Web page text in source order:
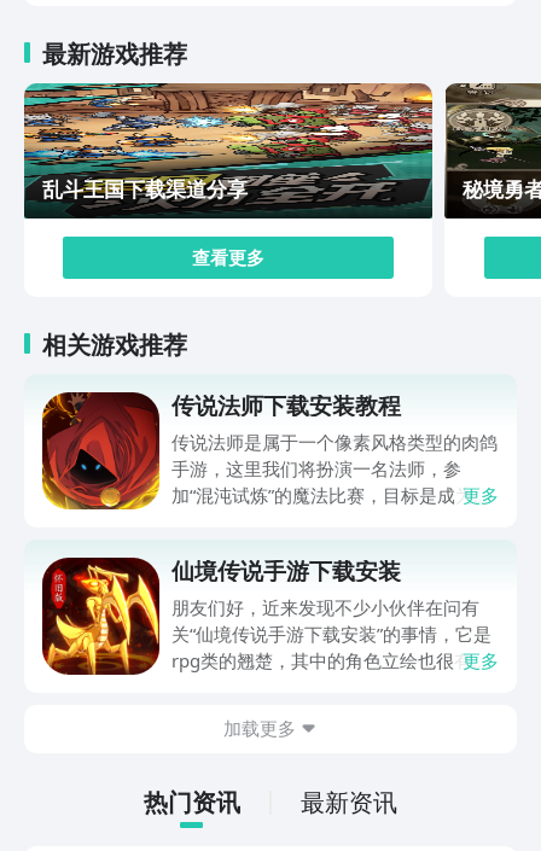
最新游戏推荐
乱斗王国下载渠道分享
查看更多
秘境勇
相关游戏推荐
传说法师下载安装教程
传说法师是属于一个像素风格类型的肉鸽
手游，这里我们将扮演一名法师，参
加“混沌试炼”的魔法比赛，目标是成为传
斗，丰富的法术组合，以及随机生成的地
牢。本文将介绍传说法师的下载安装方
法，以及基本的玩法技巧。
更多
仙境传说手游下载安装
朋友们好，近来发现不少小伙伴在问有
关“仙境传说手游下载安装”的事情，它是
rpg类的翘楚，其中的角色立绘也很有动
那么下面小编就给各位介绍一下它的下载
更多
加载更多
热门资讯 最新资讯